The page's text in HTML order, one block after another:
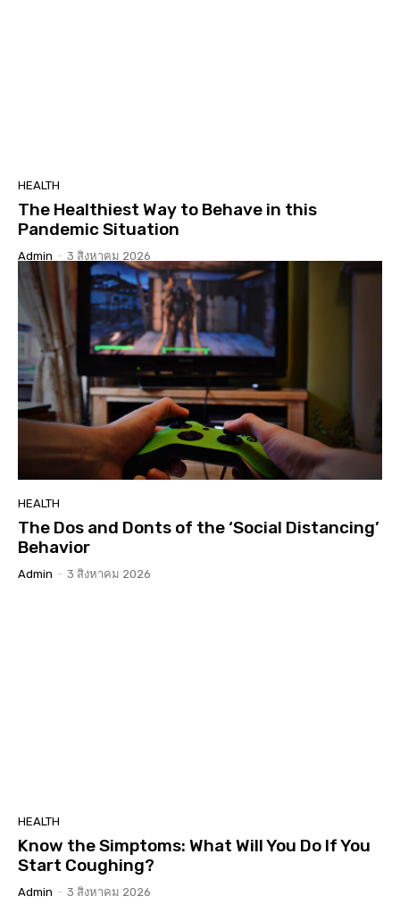
HEALTH
The Healthiest Way to Behave in this
Pandemic Situation
Admin - 3 สิงหาคม 2026
HEALTH
The Dos and Donts of the ‘Social Distancing’
Behavior
Admin - 3 สิงหาคม 2026
HEALTH
Know the Simptoms: What Will You Do If You
Start Coughing?
Admin - 3 สิงหาคม 2026